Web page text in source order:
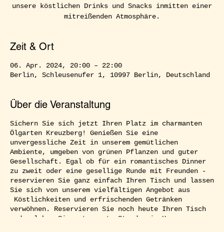
unsere köstlichen Drinks und Snacks inmitten einer
mitreißenden Atmosphäre.
Zeit & Ort
06. Apr. 2024, 20:00 – 22:00
Berlin, Schleusenufer 1, 10997 Berlin, Deutschland
Über die Veranstaltung
Sichern Sie sich jetzt Ihren Platz im charmanten
Ölgarten Kreuzberg! Genießen Sie eine
unvergessliche Zeit in unserem gemütlichen
Ambiente, umgeben von grünen Pflanzen und guter
Gesellschaft. Egal ob für ein romantisches Dinner
zu zweit oder eine gesellige Runde mit Freunden -
reservieren Sie ganz einfach Ihren Tisch und lassen
Sie sich von unserem vielfältigen Angebot aus
Köstlichkeiten und erfrischenden Getränken
verwöhnen. Reservieren Sie noch heute Ihren Tisch
und erleben Sie entspannte Stunden im Herzen von